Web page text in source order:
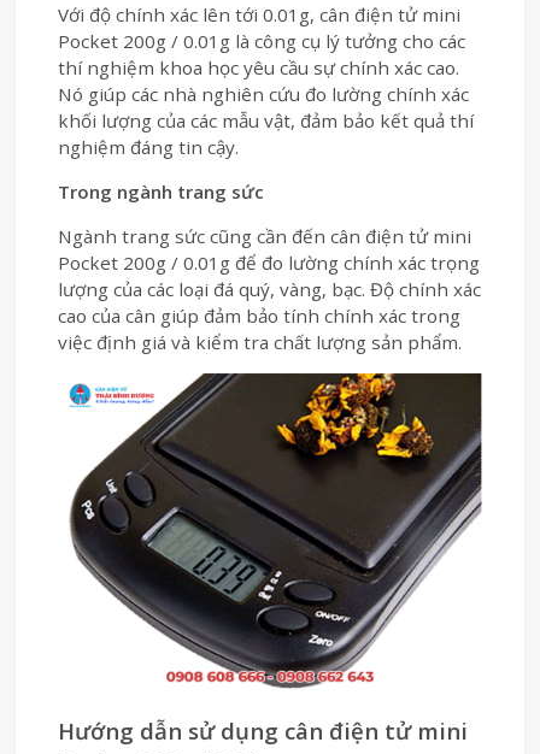
Với độ chính xác lên tới 0.01g, cân điện tử mini
Pocket 200g / 0.01g là công cụ lý tưởng cho các
thí nghiệm khoa học yêu cầu sự chính xác cao.
Nó giúp các nhà nghiên cứu đo lường chính xác
khối lượng của các mẫu vật, đảm bảo kết quả thí
nghiệm đáng tin cậy.
Trong ngành trang sức
Ngành trang sức cũng cần đến cân điện tử mini
Pocket 200g / 0.01g để đo lường chính xác trọng
lượng của các loại đá quý, vàng, bạc. Độ chính xác
cao của cân giúp đảm bảo tính chính xác trong
việc định giá và kiểm tra chất lượng sản phẩm.
Hướng dẫn sử dụng cân điện tử mini